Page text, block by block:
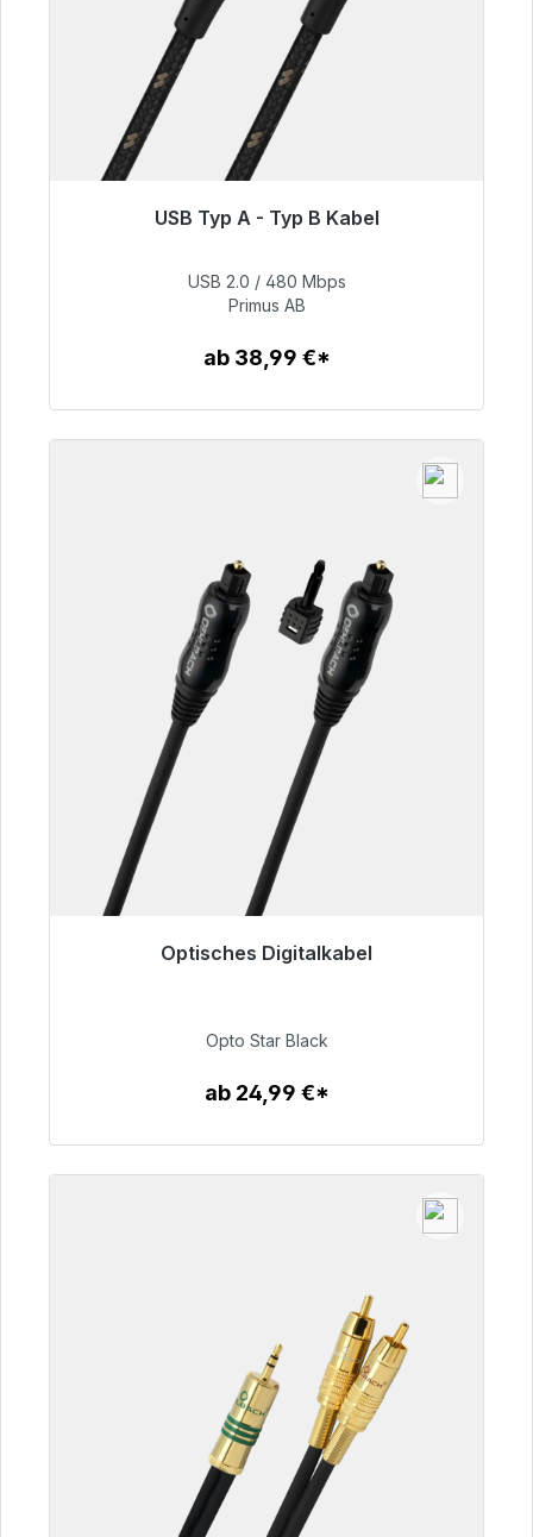
USB Typ A - Typ B Kabel
76,99 €
USB 2.0 / 480 Mbps
Primus AB
ab 38,99 €*
Optisches Digitalkabel
93,00 €
Opto Star Black
ab 24,99 €*